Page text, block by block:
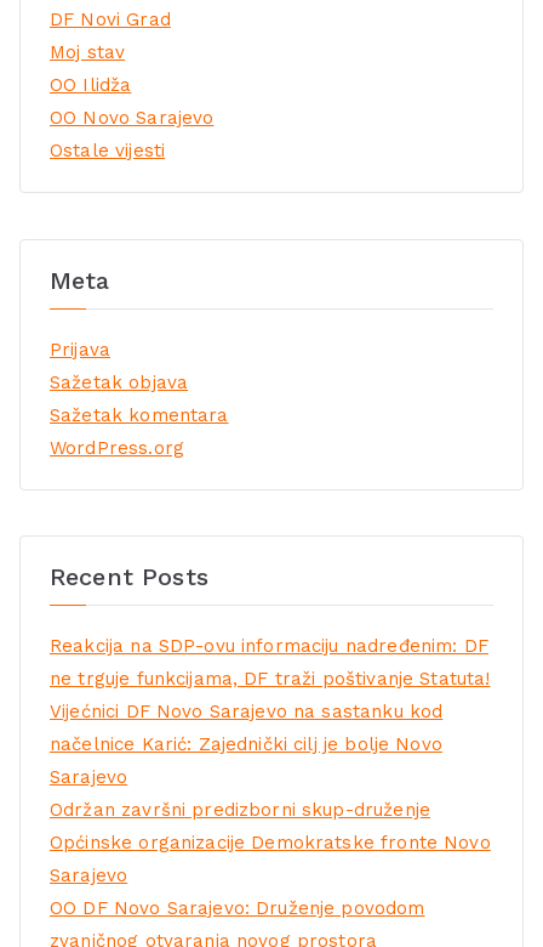
DF Novi Grad
Moj stav
OO Ilidža
OO Novo Sarajevo
Ostale vijesti
Meta
Prijava
Sažetak objava
Sažetak komentara
WordPress.org
Recent Posts
Reakcija na SDP-ovu informaciju nadređenim: DF
ne trguje funkcijama, DF traži poštivanje Statuta!
Vijećnici DF Novo Sarajevo na sastanku kod
načelnice Karić: Zajednički cilj je bolje Novo
Sarajevo
Održan završni predizborni skup-druženje
Općinske organizacije Demokratske fronte Novo
Sarajevo
OO DF Novo Sarajevo: Druženje povodom
zvaničnog otvaranja novog prostora